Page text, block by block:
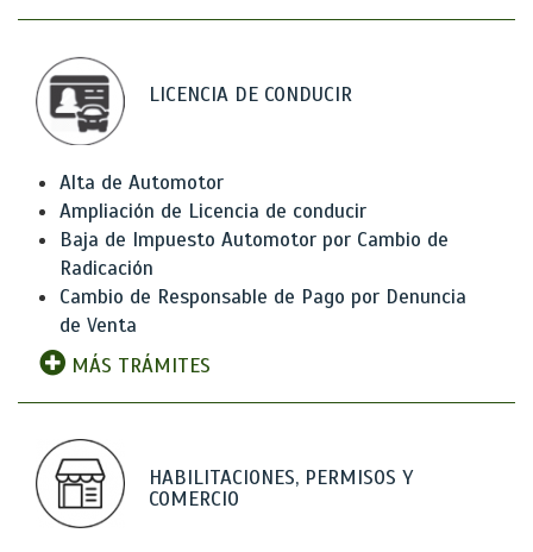
LICENCIA DE CONDUCIR
Alta de Automotor
Ampliación de Licencia de conducir
Baja de Impuesto Automotor por Cambio de
Radicación
Cambio de Responsable de Pago por Denuncia
de Venta
MÁS TRÁMITES
HABILITACIONES, PERMISOS Y
COMERCIO